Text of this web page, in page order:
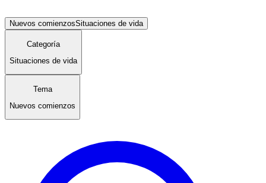
Nuevos comienzosSituaciones de vida
Categoría
Situaciones de vida
Tema
Nuevos comienzos